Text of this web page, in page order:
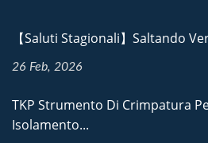
【Saluti Stagionali】Saltando
26 Feb, 2026
TKP Strumento Di Crimpatura
Isolamento...